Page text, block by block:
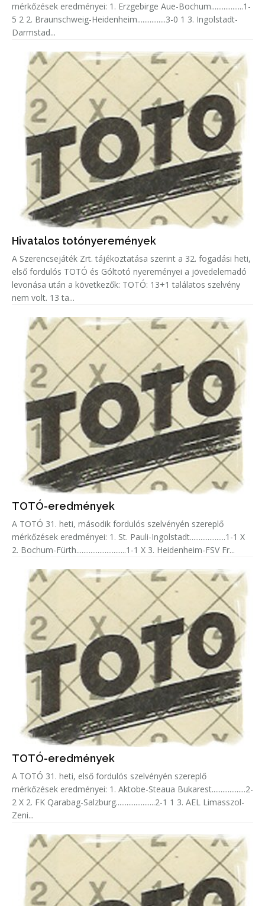
mérkőzések eredményei: 1. Erzgebirge Aue-Bochum..................1-
5 2 2. Braunschweig-Heidenheim................3-0 1 3. Ingolstadt-
Darmstad...
Hivatalos totónyeremények
A Szerencsejáték Zrt. tájékoztatása szerint a 32. fogadási heti,
első fordulós TOTÓ és Góltotó nyereményei a jövedelemadó
levonása után a következők: TOTÓ: 13+1 találatos szelvény
nem volt. 13 ta...
TOTÓ-eredmények
A TOTÓ 31. heti, második fordulós szelvényén szereplő
mérkőzések eredményei: 1. St. Pauli-Ingolstadt....................1-1 X
2. Bochum-Fürth............................1-1 X 3. Heidenheim-FSV Fr...
TOTÓ-eredmények
A TOTÓ 31. heti, első fordulós szelvényén szereplő
mérkőzések eredményei: 1. Aktobe-Steaua Bukarest...................2-
2 X 2. FK Qarabag-Salzburg......................2-1 1 3. AEL Limasszol-
Zeni...